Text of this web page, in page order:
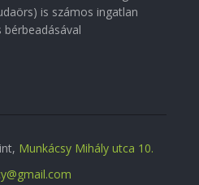
is számos ingatlan
bérbeadásával
Munkácsy Mihály utca 10.